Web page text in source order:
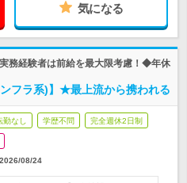
気になる
務経験者は前給を最大限考慮！◆年休
フラ系)】★最上流から携われる
勤なし 学歴不問 完全週休2日制
2026/08/24